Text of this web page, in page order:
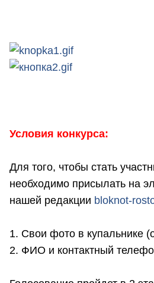
Условия конкурса:
Для того, чтобы стать
необходимо присылать на
нашей редакции bloknot-
1. Свои фото в купальнике
2. ФИО и контактный